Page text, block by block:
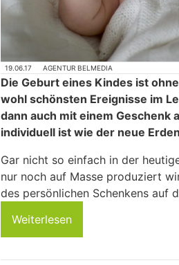
19.06.17 AGENTUR BELMEDIA
Die Geburt eines Kindes ist
wohl schönsten Ereignisse im
dann auch mit einem Geschenk
individuell ist wie der neue
Gar nicht so einfach in der
nur noch auf Masse produziert
des persönlichen Schenkens auf
Weiterlesen